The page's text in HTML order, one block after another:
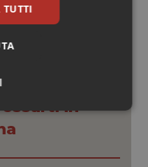
in
TUTTI
Marketing